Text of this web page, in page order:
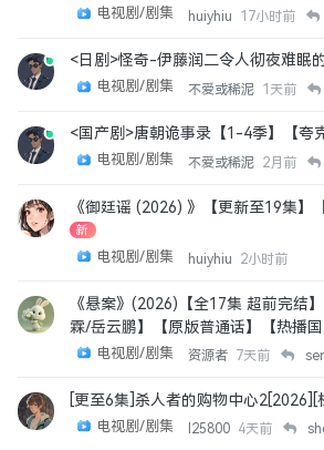
电视剧/剧集
huiyhiu 17小时前
<日剧>怪奇-伊藤润二令人彻夜难眠
电视剧/剧集 不爱或稀泥 1天前
<国产剧>唐朝诡事录【1-4季】【夸
电视剧/剧集 不爱或稀泥 2月前
《御廷谣‎ (2026) 》【更新至19集】
新
电视剧/剧集 huiyhiu 2小时前
《悬案》(2026)【全17集 超前完结
霖/岳云鹏】【原版普通话】【热播国
电视剧/剧集 资源者 7天前
[更至6集]杀人者的购物中心
电视剧/剧集 l25800 4天前